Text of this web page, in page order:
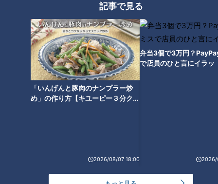
記事で見る
「いんげんと豚肉のナンプラー炒
め」の作り方【キユーピー３分クッ
2026/08/07 18:00
弁当3個で3万円？
で店員のひと言にイラッ
2026/
“一枚の手紙が心の支えに”竜の
未来を背負う男・石川昂弥、胸
中に迫る